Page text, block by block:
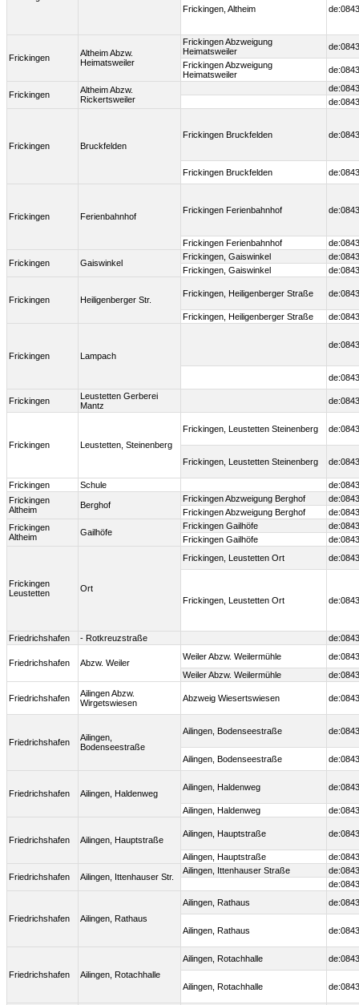
Frickingen, Altheim
Frickingen
Altheim Abzw.
Heimatsweiler
Frickingen Abzweigung
Heimatsweiler
Frickingen Abzweigung
Heimatsweiler
Frickingen
Altheim Abzw.
Rickertsweiler
Frickingen Bruckfelden
Frickingen Bruckfelden
Frickingen Bruckfelden
Frickingen Ferienbahnhof
Frickingen Ferienbahnhof
Frickingen Ferienbahnhof
Frickingen Gaiswinkel
Frickingen, Gaiswinkel
Frickingen, Gaiswinkel
Frickingen Heiligenberger Str.
Frickingen, Heiligenberger Straße
Frickingen, Heiligenberger Straße
Frickingen Lampach
Frickingen
Leustetten Gerberei
Mantz
Frickingen Leustetten, Steinenberg
Frickingen, Leustetten Steinenberg
Frickingen, Leustetten Steinenberg
Frickingen Schule
Frickingen
Altheim
Berghof
Frickingen Abzweigung Berghof
Frickingen Abzweigung Berghof
Frickingen
Altheim
Gailhöfe
Frickingen Gailhöfe
Frickingen Gailhöfe
Frickingen
Leustetten
Ort
Frickingen, Leustetten Ort
Frickingen, Leustetten Ort
Friedrichshafen - Rotkreuzstraße
Friedrichshafen Abzw. Weiler
Weiler Abzw. Weilermühle
Weiler Abzw. Weilermühle
Friedrichshafen
Ailingen Abzw.
Wirgetswiesen
Abzweig Wiesertswiesen
Friedrichshafen
Ailingen,
Bodenseestraße
Ailingen, Bodenseestraße
Ailingen, Bodenseestraße
Friedrichshafen Ailingen, Haldenweg
Ailingen, Haldenweg
Ailingen, Haldenweg
Friedrichshafen Ailingen, Hauptstraße
Ailingen, Hauptstraße
Ailingen, Hauptstraße
Friedrichshafen Ailingen, Ittenhauser Str.
Ailingen, Ittenhauser Straße
Friedrichshafen Ailingen, Rathaus
Ailingen, Rathaus
Ailingen, Rathaus
Friedrichshafen Ailingen, Rotachhalle
Ailingen, Rotachhalle
Ailingen, Rotachhalle